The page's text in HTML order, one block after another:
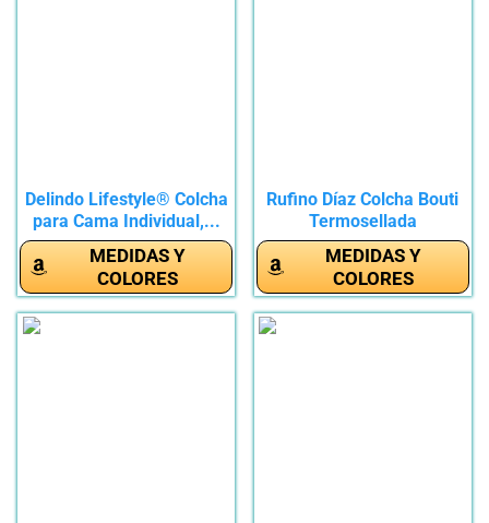
Delindo Lifestyle® Colcha
para Cama Individual,...
MEDIDAS Y
COLORES
Rufino Díaz Colcha Bouti
Termosellada
Estampada...
MEDIDAS Y
COLORES